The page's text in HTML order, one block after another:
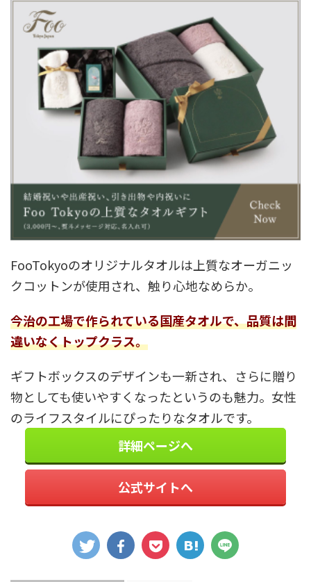
FooTokyoのオリジナルタオルは上質なオーガニッ
クコットンが使用され、触り心地なめらか。
今治の工場で作られている国産タオルで、品質は間
違いなくトップクラス。
ギフトボックスのデザインも一新され、さらに贈り
物としても使いやすくなったというのも魅力。女性
のライフスタイルにぴったりなタオルです。
詳細ページへ
公式サイトへ